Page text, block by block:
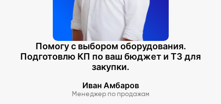
Помогу с выбором оборудования.
Подготовлю КП по ваш бюджет и ТЗ для
закупки.
Иван Амбаров
Менеджер по продажам